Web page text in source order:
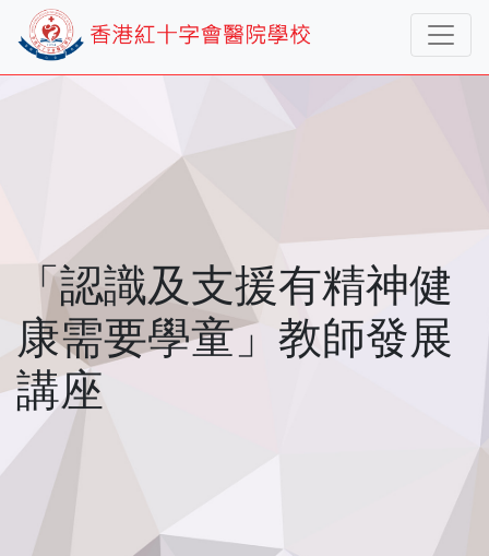
「認識及支援有精神健
康需要學童」教師發展
講座